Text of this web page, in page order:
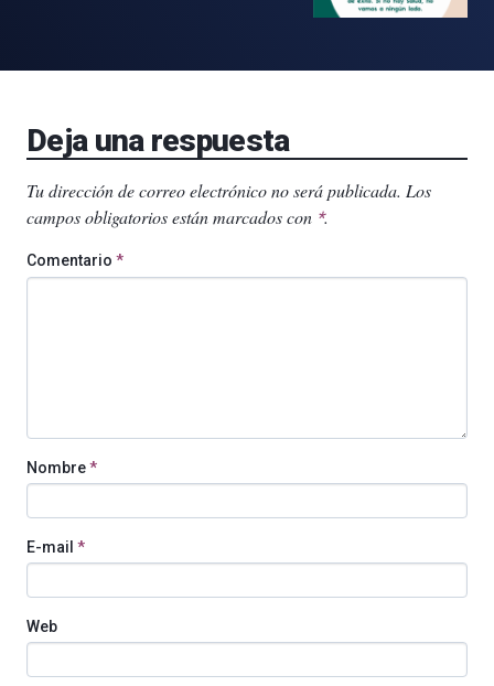
Deja una respuesta
Tu dirección de correo electrónico no será publicada. Los
campos obligatorios están marcados con *.
Comentario *
Nombre*
E-mail *
Web